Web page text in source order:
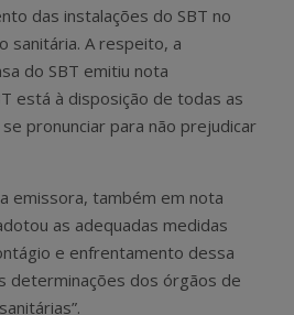
das instalações do SBT no
sanitária. A respeito, a
do SBT emitiu nota
está à disposição de todas as
pronunciar para não prejudicar
emissora, também em nota
as adequadas medidas
e enfrentamento dessa
determinações dos órgãos de